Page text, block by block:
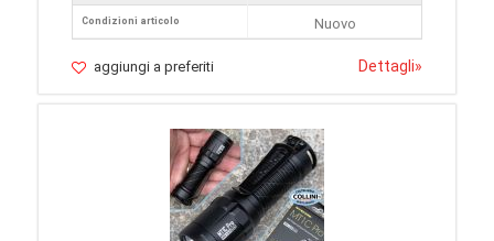
Condizioni articolo
Nuovo
aggiungi a preferiti Dettagli»